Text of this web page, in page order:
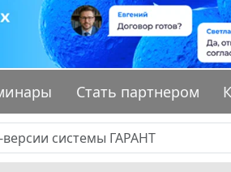
Стать партнером